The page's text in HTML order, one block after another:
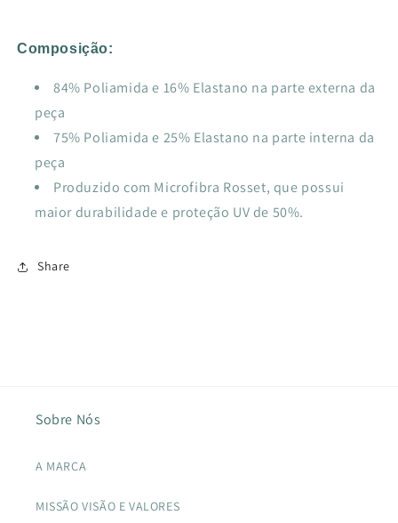
Composição:
84% Poliamida e 16% Elastano na parte externa da
peça
75% Poliamida e 25% Elastano na parte interna da
peça
Produzido com Microfibra Rosset, que possui
maior durabilidade e proteção UV de 50%.
Share
Sobre Nós
A MARCA
MISSÃO VISÃO E VALORES